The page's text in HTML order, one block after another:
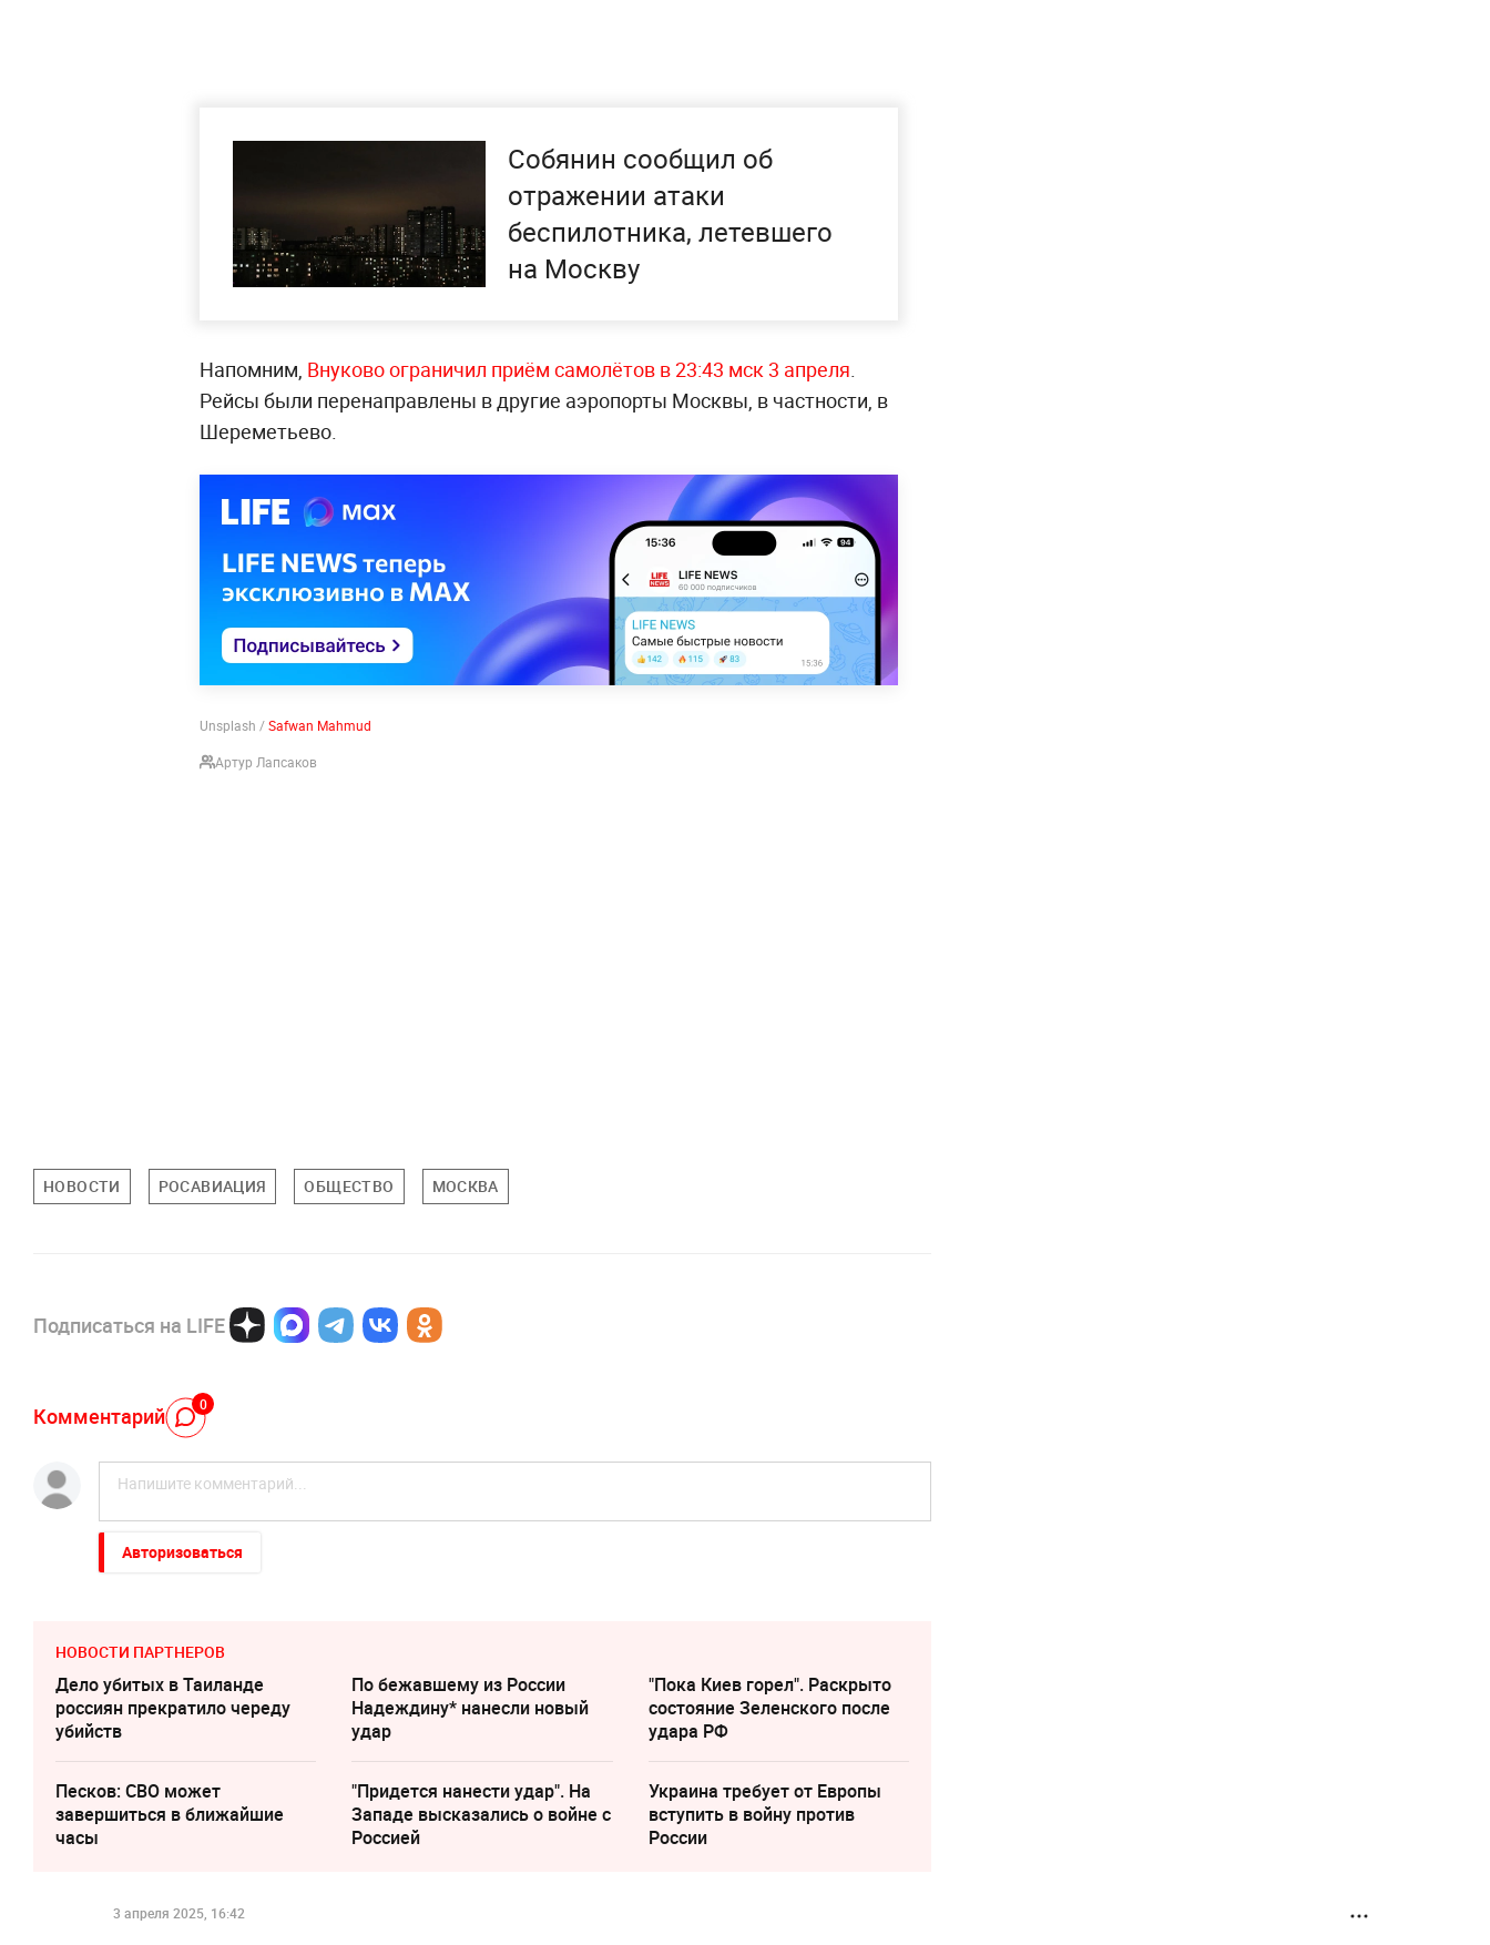
Собянин сообщил об
отражении атаки
беспилотника, летевшего
на Москву
Напомним, Внуково ограничил приём самолётов в 23:43 мск 3 апреля.
Рейсы были перенаправлены в другие аэропорты Москвы, в частности, в
Шереметьево.
Unsplash /Safwan Mahmud
Артур Лапсаков
НОВОСТИ РОСАВИАЦИЯ ОБЩЕСТВО МОСКВА
Подписаться на LIFE
Комментарий 0
Авторизоваться
НОВОСТИ ПАРТНЕРОВ
Дело убитых в Таиланде
россиян прекратило череду
убийств
По бежавшему из России
Надеждину* нанесли новый
удар
"Пока Киев горел". Раскрыто
состояние Зеленского после
удара РФ
Песков: СВО может
завершиться в ближайшие
часы
"Придется нанести удар". На
Западе высказались о войне с
Россией
Украина требует от Европы
вступить в войну против
России
3 апреля 2025, 16:42